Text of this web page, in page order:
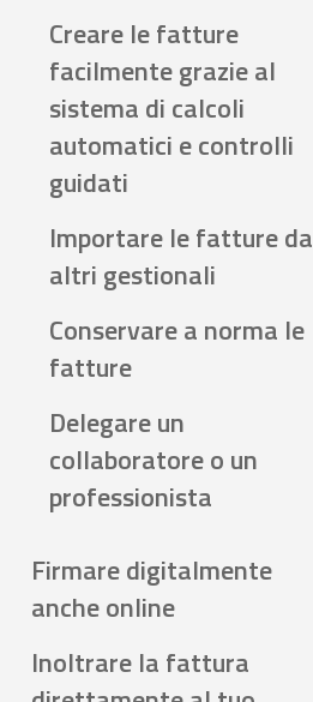
Creare le fatture
facilmente grazie al
sistema di calcoli
automatici e controlli
guidati
Importare le fatture da
altri gestionali
Conservare a norma le
fatture
Delegare un
collaboratore o un
professionista
Firmare digitalmente
anche online
Inoltrare la fattura